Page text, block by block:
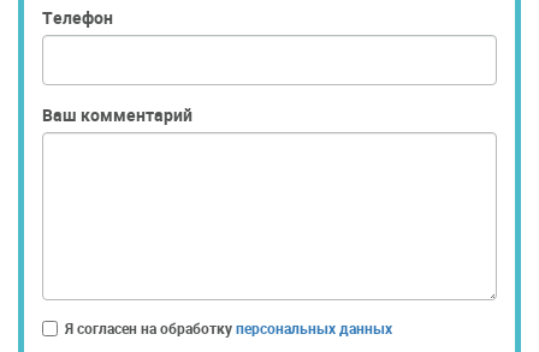
Телефон
Ваш комментарий
Я согласен на обработкуперсональных данных